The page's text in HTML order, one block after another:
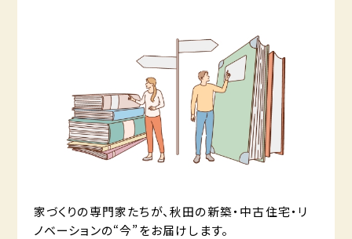
家づくりの専門家たちが、秋田の新築・中古住宅・リ
ノベーションの“今”をお届けします。